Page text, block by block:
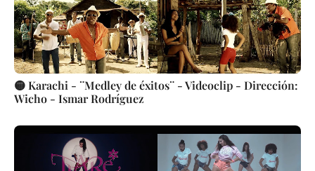
🟡 Karachi - ¨Medley de éxitos¨ - Videoclip - Dirección:
Wicho - Ismar Rodríguez